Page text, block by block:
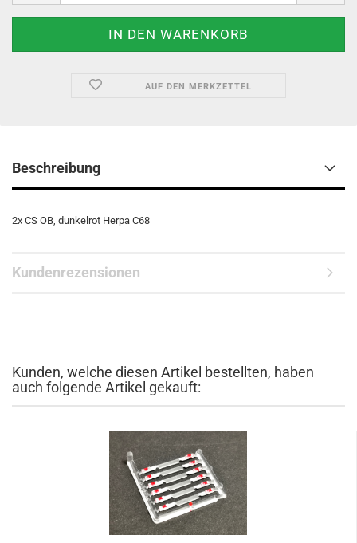
AUF DEN MERKZETTEL
Beschreibung
2x CS OB, dunkelrot Herpa C68
Kundenrezensionen
Kunden, welche diesen Artikel bestellten, haben
auch folgende Artikel gekauft: